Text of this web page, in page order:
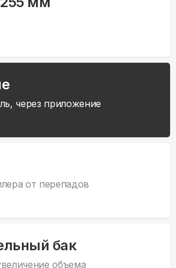
через приложение
от перепадов
бак
объема